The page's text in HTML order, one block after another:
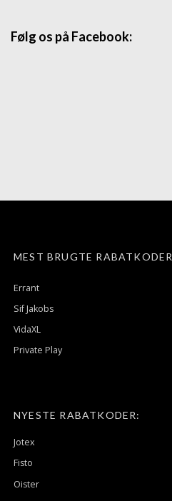
Følg os på Facebook:
MEST BRUGTE RABATKODER
Errant
Sif Jakobs
VidaXL
Private Play
NYESTE RABATKODER:
Jotex
Fisto
Oister